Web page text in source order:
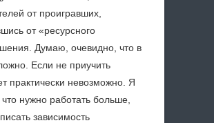
от проигравших,
от «ресурсного
Думаю, очевидно, что в
Если не приучить
практически невозможно. Я
нужно работать больше,
зависимость